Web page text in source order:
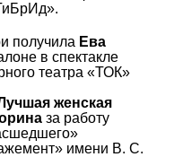
получила Ева
в спектакле
театра «ТОК»
женская
за работу
имени В. С.